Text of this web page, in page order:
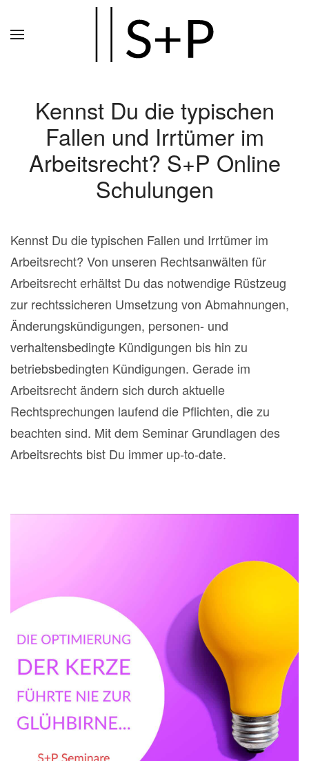
Kennst Du die typischen
Fallen und Irrtümer im
Arbeitsrecht? S+P Online
Schulungen
Kennst Du die typischen Fallen und Irrtümer im
Arbeitsrecht? Von unseren Rechtsanwälten für
Arbeitsrecht erhältst Du das notwendige Rüstzeug
zur rechtssicheren Umsetzung von Abmahnungen,
Änderungskündigungen, personen- und
verhaltensbedingte Kündigungen bis hin zu
betriebsbedingten Kündigungen. Gerade im
Arbeitsrecht ändern sich durch aktuelle
Rechtsprechungen laufend die Pflichten, die zu
beachten sind. Mit dem Seminar Grundlagen des
Arbeitsrechts bist Du immer up-to-date.